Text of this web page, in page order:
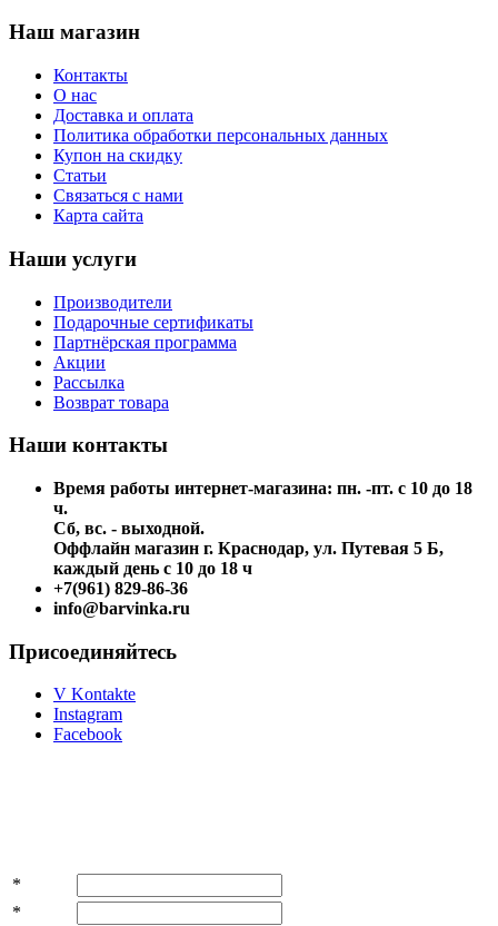
Наш магазин
Контакты
О нас
Доставка и оплата
Политика обработки персональных данных
Купон на скидку
Статьи
Связаться с нами
Карта сайта
Наши услуги
Производители
Подарочные сертификаты
Партнёрская программа
Акции
Рассылка
Возврат товара
Наши контакты
Время работы интернет-магазина: пн. -пт. с 10 до 18
ч.
Сб, вс. - выходной.
Оффлайн магазин г. Краснодар, ул. Путевая 5 Б,
каждый день с 10 до 18 ч
+7(961) 829-86-36
info@barvinka.ru
Присоединяйтесь
V Kontakte
Instagram
Facebook
*
*